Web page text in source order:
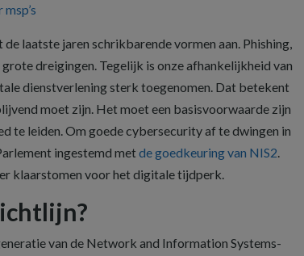
laatste jaren schrikbarende vormen aan. Phishing,
dreigingen. Tegelijk is onze afhankelijkheid van
dienstverlening sterk toegenomen. Dat betekent
moet zijn. Het moet een basisvoorwaarde zijn
te leiden. Om goede cybersecurity af te dwingen in
ingestemd met de goedkeuring van NIS2
klaarstomen voor het digitale tijdperk.
van de Network and Information Systems-